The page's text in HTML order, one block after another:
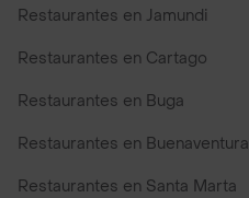
Restaurantes en Jamundi
Restaurantes en Cartago
Restaurantes en Buga
Restaurantes en Buenaventura
Restaurantes en Santa Marta